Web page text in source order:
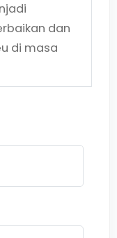
dan
di masa